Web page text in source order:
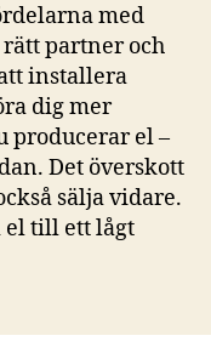
med
partner och
installera
dig mer
producerar el –
Det överskott
sälja vidare.
till ett lågt